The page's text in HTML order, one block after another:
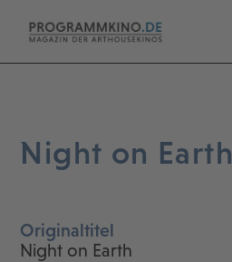
Night on Earth
Originaltitel
Night on Earth